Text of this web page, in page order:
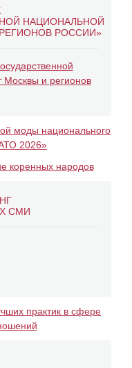
НАЦИОНАЛЬНОЙ
РОССИИ»
СМИ